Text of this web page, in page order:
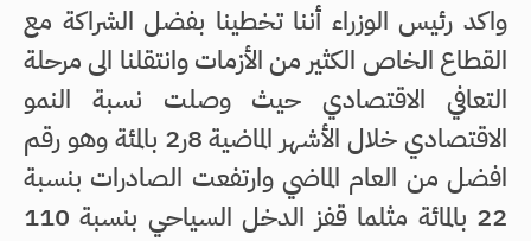
واكد رئيس الوزراء أننا تخطينا بفضل الشراكة مع
القطاع الخاص الكثير من الأزمات وانتقلنا الى مرحلة
التعافي الاقتصادي حيث وصلت نسبة النمو
الاقتصادي خلال الأشهر الماضية 8ر2 بالمئة وهو رقم
افضل من العام الماضي وارتفعت الصادرات بنسبة
22 بالمائة مثلما قفز الدخل السياحي بنسبة 110